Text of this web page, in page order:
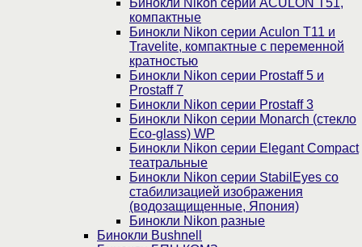
Бинокли Nikon серии ACULON Т51,
компактные
Бинокли Nikon серии Aculon T11 и
Travelite, компактные с переменной
кратностью
Бинокли Nikon серии Prostaff 5 и
Prostaff 7
Бинокли Nikon серии Prostaff 3
Бинокли Nikon серии Monarch (стекло
Eco-glass) WP
Бинокли Nikon серии Elegant Compact
театральные
Бинокли Nikon серии StabilEyes со
стабилизацией изображения
(водозащищенные, Япония)
Бинокли Nikon разные
Бинокли Bushnell